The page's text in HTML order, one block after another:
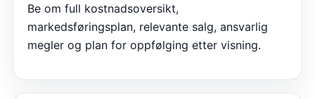
Be om full kostnadsoversikt,
markedsføringsplan, relevante salg, ansvarlig
megler og plan for oppfølging etter visning.